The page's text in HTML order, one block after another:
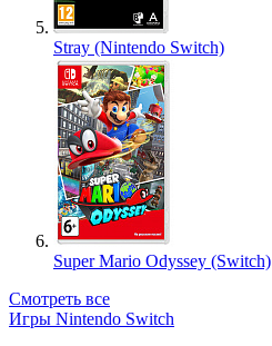
Stray (Nintendo Switch)
Super Mario Odyssey (Switch)
Смотреть все
Игры Nintendo Switch